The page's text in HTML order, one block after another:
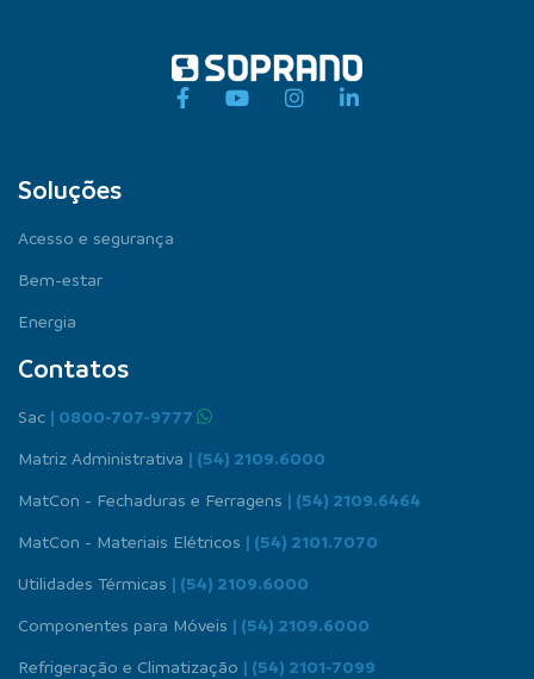
Soluções
Acesso e segurança
Bem-estar
Energia
Contatos
Sac | 0800-707-9777
Matriz Administrativa | (54) 2109.6000
MatCon - Fechaduras e Ferragens | (54) 2109.6464
MatCon - Materiais Elétricos | (54) 2101.7070
Utilidades Térmicas | (54) 2109.6000
Componentes para Móveis | (54) 2109.6000
Refrigeração e Climatização | (54) 2101-7099